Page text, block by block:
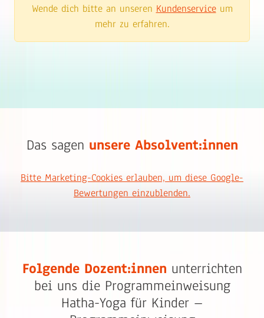
Wende dich bitte an unseren Kundenserviceum
mehr zu erfahren.
Das sagen unsere Absolvent:innen
Bitte Marketing-Cookies erlauben, um diese Google-
Bewertungen einzublenden.
Folgende Dozent:innen unterrichten
bei uns die Programmeinweisung
Hatha-Yoga für Kinder –